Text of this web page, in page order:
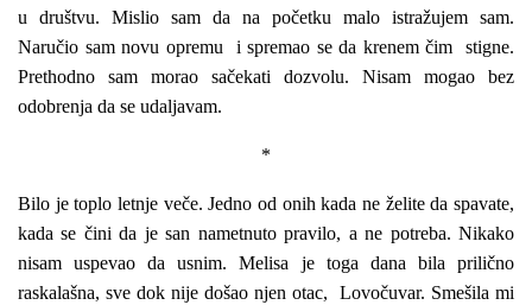
u društvu. Mislio sam da na početku malo istražujem sam.
Naručio sam novu opremu i spremao se da krenem čim stigne.
Prethodno sam morao sačekati dozvolu. Nisam mogao bez
odobrenja da se udaljavam.
*
Bilo je toplo letnje veče. Jedno od onih kada ne želite da spavate,
kada se čini da je san nametnuto pravilo, a ne potreba. Nikako
nisam uspevao da usnim. Melisa je toga dana bila prilično
raskalašna, sve dok nije došao njen otac, Lovočuvar. Smešila mi